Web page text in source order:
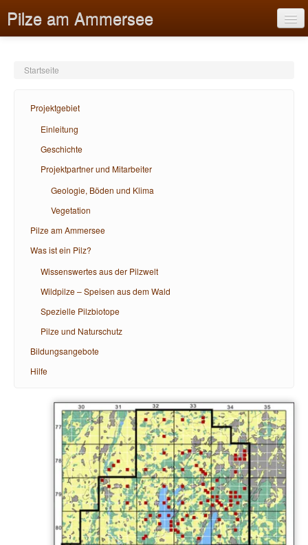
Pilze am Ammersee
Pilze am Ammersee
Was ist ein Pilz?
Bildungsangebote
Startseite
Projektgebiet
Einleitung
Geschichte
Projektpartner und Mitarbeiter
Geologie, Böden und Klima
Vegetation
Pilze am Ammersee
Was ist ein Pilz?
Wissenswertes aus der Pilzwelt
Wildpilze – Speisen aus dem Wald
Spezielle Pilzbiotope
Pilze und Naturschutz
Bildungsangebote
Hilfe